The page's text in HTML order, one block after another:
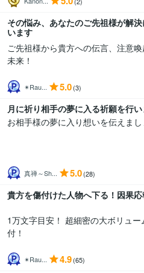
その悩み、あなたのご先祖様が解
います
ご先祖様から貴方への伝言、注意
未来！
✴︎Rau... 5.0(3)
月に祈り相手の夢に入る祈願を行
お相手様の夢に入り想いを伝えまし
真禅～Sh... 5.0(28)
貴方を傷付けた人物へ下る！因果
1万文字目安！ 超細密の大ボリュー
付！
✴︎Rau... 4.9(65)